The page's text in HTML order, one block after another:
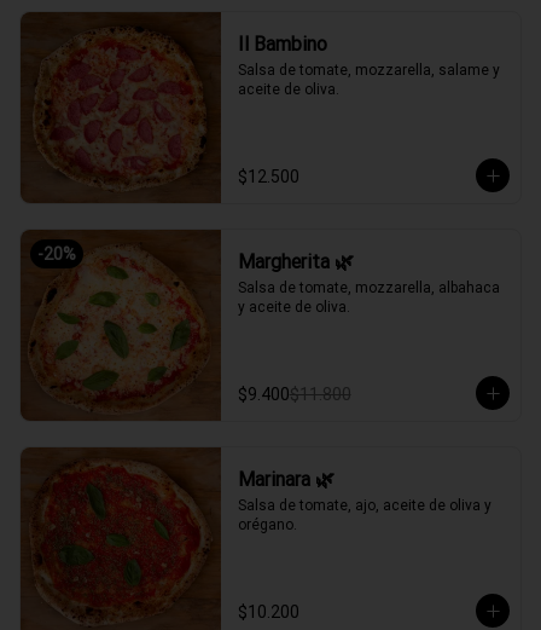
Il Bambino
Salsa de tomate, mozzarella, salame y
aceite de oliva.
$12.500
-20% Margherita 🌿
Salsa de tomate, mozzarella, albahaca
y aceite de oliva.
$9.400$11.800
Marinara 🌿
Salsa de tomate, ajo, aceite de oliva y
orégano.
$10.200